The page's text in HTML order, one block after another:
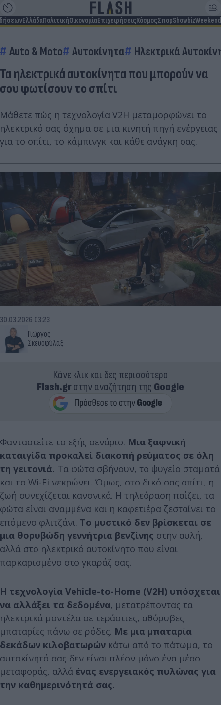
ΕλλάδαΠολιτικήΟικονομίαΕπιχειρήσειςΚόσμοςΣπορShowbizWeekend
Auto & Moto Αυτοκίνητα Ηλεκτρικά
Τα ηλεκτρικά αυτοκίνητα που μπορούν να
σου φωτίσουν το σπίτι
Μάθετε πώς η τεχνολογία V2H μεταμορφώνει το
ηλεκτρικό σας όχημα σε μια κινητή πηγή ενέργειας
για το σπίτι, το κάμπινγκ και κάθε ανάγκη σας.
Γιώργος
Σκευοφύλαξ
30.03.2026 03:23
Κάνε κλικ και δες περισσότερο
Flash.grστην αναζήτηση της Google
Φανταστείτε το εξής σενάριο: Μια ξαφνική
καταιγίδα προκαλεί διακοπή ρεύματος σε όλη
τη γειτονιά. Τα φώτα σβήνουν, το ψυγείο σταματά
και το Wi-Fi νεκρώνει. Όμως, στο δικό σας σπίτι, η
ζωή συνεχίζεται κανονικά. Η τηλεόραση παίζει, τα
φώτα είναι αναμμένα και η καφετιέρα ζεσταίνει το
επόμενο φλιτζάνι. Το μυστικό δεν βρίσκεται σε
μια θορυβώδη γεννήτρια βενζίνης στην αυλή,
αλλά στο ηλεκτρικό αυτοκίνητο που είναι
παρκαρισμένο στο γκαράζ σας.
Η τεχνολογία Vehicle-to-Home (V2H) υπόσχεται
να αλλάξει τα δεδομένα, μετατρέποντας τα
ηλεκτρικά μοντέλα σε τεράστιες, αθόρυβες
μπαταρίες πάνω σε ρόδες. Με μια μπαταρία
δεκάδων κιλοβατωρών κάτω από το πάτωμα, το
αυτοκίνητό σας δεν είναι πλέον μόνο ένα μέσο
μεταφοράς, αλλά ένας ενεργειακός πυλώνας για
την καθημερινότητά σας.